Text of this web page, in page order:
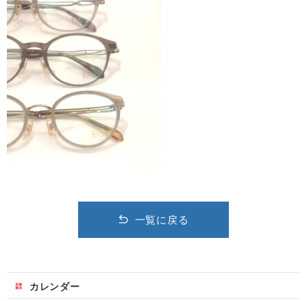
一覧に戻る
カレンダー